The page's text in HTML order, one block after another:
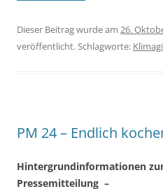
Dieser Beitrag wurde am 26.
veröffentlicht. Schlagworte:
PM 24 – Endlich
Hintergrundinformationen
Pressemitteilung –